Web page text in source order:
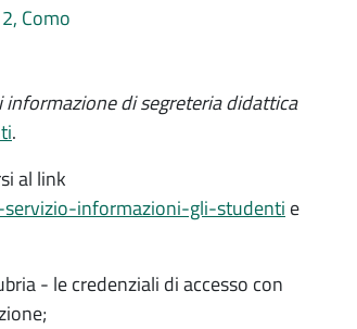
Como
di segreteria didattica
.
al link
informazioni-gli-studenti e
- le credenziali di accesso con